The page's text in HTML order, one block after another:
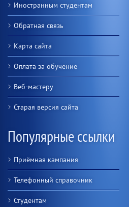
Иностранным студентам
Обратная связь
Карта сайта
Оплата за обучение
Веб-мастеру
Старая версия сайта
Популярные ссылки
Приёмная кампания
Телефонный справочник
Студентам